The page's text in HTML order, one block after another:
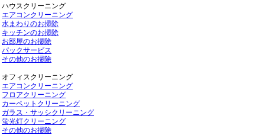
ハウスクリーニング
エアコンクリーニング
水まわりのお掃除
キッチンのお掃除
お部屋のお掃除
パックサービス
その他のお掃除
オフィスクリーニング
エアコンクリーニング
フロアクリーニング
カーペットクリーニング
ガラス・サッシクリーニング
蛍光灯クリーニング
その他のお掃除